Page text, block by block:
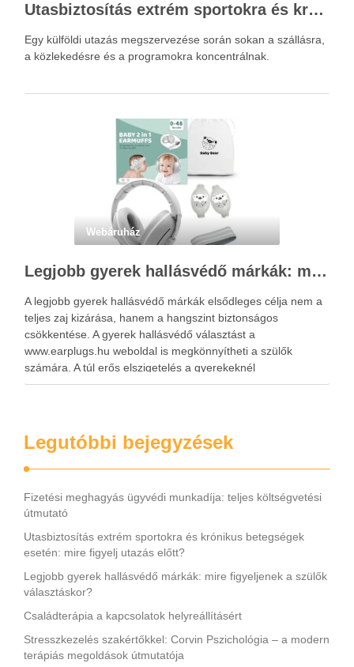
Utasbiztosítás extrém sportokra és krónikus betegségek esetén: mire figyelj utazás előtt?
Egy külföldi utazás megszervezése során sokan a szállásra,
a közlekedésre és a programokra koncentrálnak.
Webáruház
Legjobb gyerek hallásvédő márkák: mire figyeljenek a szülők választáskor?
A legjobb gyerek hallásvédő márkák elsődleges célja nem a
teljes zaj kizárása, hanem a hangszint biztonságos
csökkentése. A gyerek hallásvédő választást a
www.earplugs.hu weboldal is megkönnyítheti a szülők
számára. A túl erős elszigetelés a gyerekeknél
kényelmetlenséget, félelmet vagy dezorientáltságot is
Legutóbbi bejegyzések
Fizetési meghagyás ügyvédi munkadíja: teljes költségvetési
útmutató
Utasbiztosítás extrém sportokra és krónikus betegségek
esetén: mire figyelj utazás előtt?
Legjobb gyerek hallásvédő márkák: mire figyeljenek a szülők
választáskor?
Családterápia a kapcsolatok helyreállításért
Stresszkezelés szakértőkkel: Corvin Pszichológia – a modern
terápiás megoldások útmutatója